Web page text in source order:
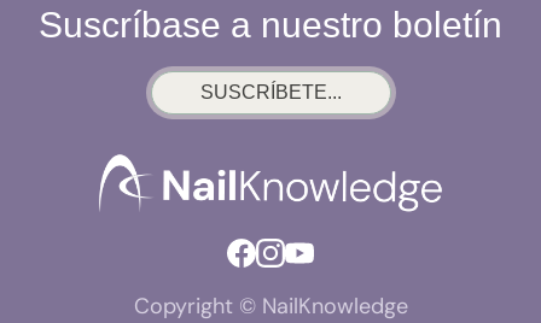
Suscríbase a nuestro boletín
SUSCRÍBETE...
Copyright © NailKnowledge